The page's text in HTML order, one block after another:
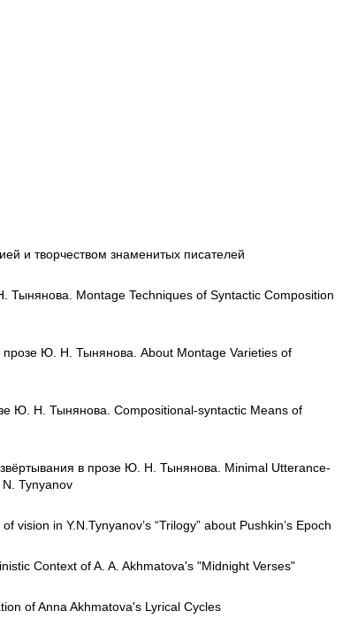
и творчеством знаменитых писателей
Тынянова. Montage Techniques of Syntactic Composition
Ю. Н. Тынянова. About Montage Varieties of
Ю. Н. Тынянова. Compositional-syntactic Means of
в прозе Ю. Н. Тынянова. Minimal Utterance-
Tynyanov
in Y.N.Tynyanov’s “Trilogy” about Pushkin’s Epoch
Context of A. A. Akhmatova's "Midnight Verses"
of Anna Akhmatova's Lyrical Cycles